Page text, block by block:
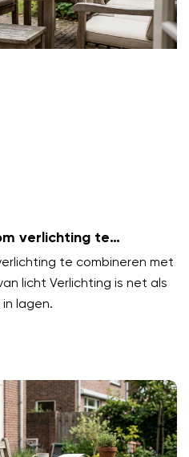
verlichting te
te combineren met
licht Verlichting is net als
lagen.